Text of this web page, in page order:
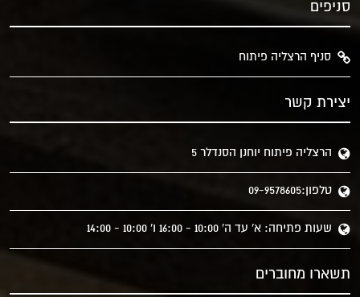
סניפים
סניף הרצליה פיתוח
יצירת קשר
הרצליה פיתוח יוחנן הסנדלר 5
טלפון:09-9578605
שעות פתיחה: א' עד ה' 10:00 - 16:00 ו' 10:00 - 14:00
תשארו מחוברים